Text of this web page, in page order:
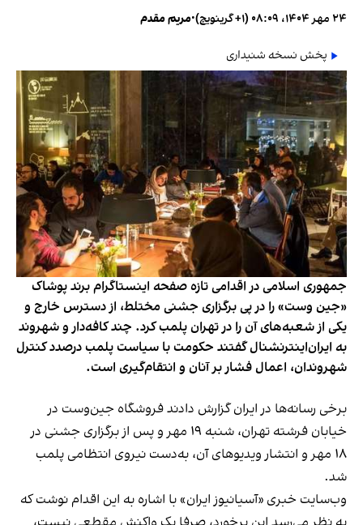
۲۴ مهر ۱۴۰۴، ۰۸:۰۹ (‎+۱ گرینویچ) •مریم مقدم
پخش نسخه شنیداری
جمهوری اسلامی در اقدامی تازه صفحه اینستاگرام برند پوشاک
«جین وست» را در پی برگزاری جشنی مختلط، از دسترس خارج و
یکی از شعبه‌های آن را در تهران پلمب کرد. چند کافه‌‌دار و شهروند
به ایران‌اینترنشنال گفتند حکومت با سیاست پلمب درصدد کنترل
شهروندان، اعمال فشار بر آنان و انتقام‌گیری است.
برخی رسانه‌ها در ایران گزارش دادند فروشگاه جین‌وست در
خیابان فرشته تهران، شنبه ۱۹ مهر و پس از برگزاری جشنی در
۱۸ مهر و انتشار ویدیوهای آن، به‌دست نیروی انتظامی پلمب
شد.
وب‌سایت خبری «آسیانیوز ایران» با اشاره به این اقدام نوشت که